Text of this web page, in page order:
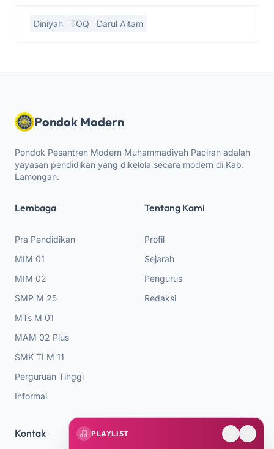
Diniyah TOQ Darul Aitam
Pondok Modern
Pondok Pesantren Modern Muhammadiyah Paciran adalah
yayasan pendidikan yang dikelola secara modern di Kab.
Lamongan.
Lembaga
Pra Pendidikan
MIM 01
MIM 02
SMP M 25
MTs M 01
MAM 02 Plus
SMK TI M 11
Perguruan Tinggi
Informal
Tentang Kami
Profil
Sejarah
Pengurus
Redaksi
Kontak PLAYLIST